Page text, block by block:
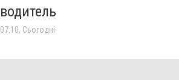
водитель
07:10, Сьогодні